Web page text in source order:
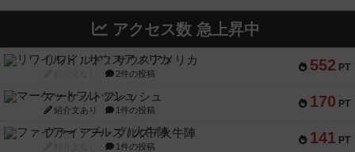
アクセス数 急上昇中
552 PT
リワイルド：サウスアメリカ
2件の投稿
170 PT
マーケットフレッシュ
紹介文あり 1件の投稿
141 PT
ファイアー・ブルズ / 火牛陣
1件の投稿